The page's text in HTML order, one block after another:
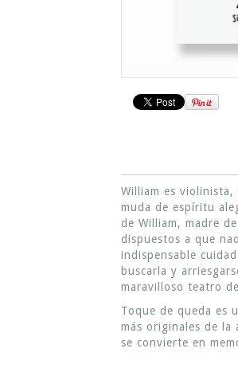
William es
muda de espíritu
de William, madre
dispuestos a que
indispensable
buscarla y
maravilloso teatro
Toque de queda es
más originales de la
se convierte en